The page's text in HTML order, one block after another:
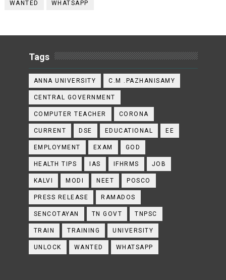
WANTED WHATSAPP
Tags
ANNA UNIVERSITY C.M .PAZHANISAMY
CENTRAL GOVERNMENT
COMPUTER TEACHER CORONA
CURRENT DSE EDUCATIONAL EE
EMPLOYMENT EXAM GOD
HEALTH TIPS IAS IFHRMS JOB
KALVI MODI NEET POSCO
PRESS RELEASE RAMADOS
SENCOTAYAN TN GOVT TNPSC
TRAIN TRAINING UNIVERSITY
UNLOCK WANTED WHATSAPP